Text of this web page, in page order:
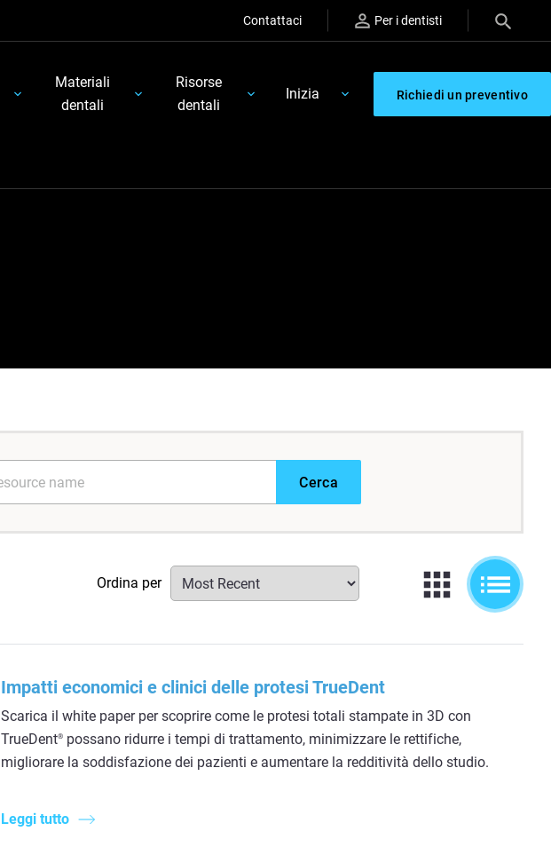
Contattaci Per i dentisti
Materiali
dentali
Risorse
dentali
Inizia Richiedi un preventivo
Cerca
Ordina per
Impatti economici e clinici delle protesi TrueDent
Scarica il white paper per scoprire come le protesi totali stampate in 3D con
TrueDent® possano ridurre i tempi di trattamento, minimizzare le rettifiche,
migliorare la soddisfazione dei pazienti e aumentare la redditività dello studio.
Leggi tutto